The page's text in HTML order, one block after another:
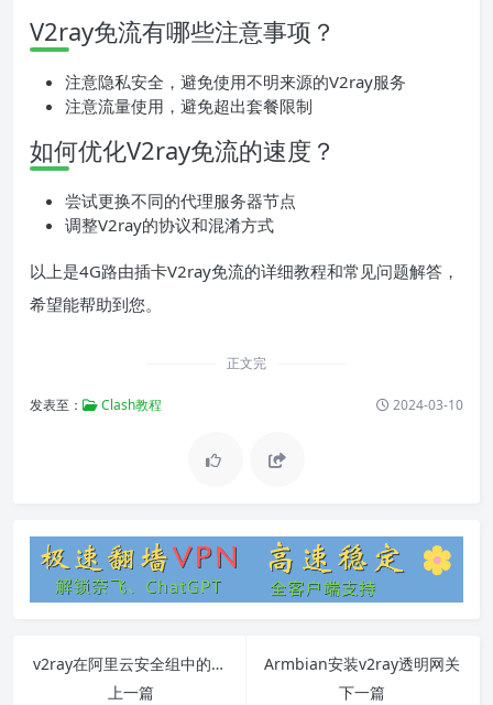
V2ray免流有哪些注意事项？
注意隐私安全，避免使用不明来源的V2ray服务
注意流量使用，避免超出套餐限制
如何优化V2ray免流的速度？
尝试更换不同的代理服务器节点
调整V2ray的协议和混淆方式
以上是4G路由插卡V2ray免流的详细教程和常见问题解答，
希望能帮助到您。
正文完
发表至： Clash教程 2024-03-10
v2ray在阿里云安全组中的设置方法
上一篇
Armbian安装v2ray透明网关
下一篇